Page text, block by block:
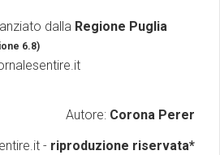
dalla Regione Puglia
6.8)
Autore: Corona Perer
- riproduzione riservata*